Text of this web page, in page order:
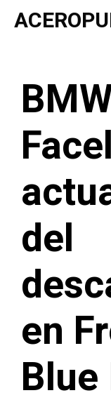
Saltar
del
en
Blue